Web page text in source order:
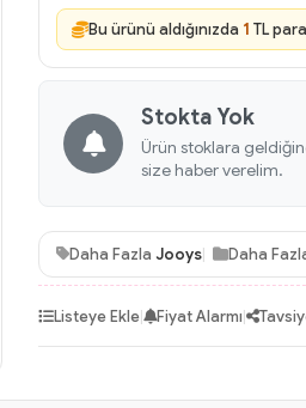
Bu ürünü aldığınızda 1 TL
Stokta Yok
Ürün stoklara
size haber verelim.
Daha Fazla Jooys Daha
Listeye Ekle| Fiyat Alarmı|